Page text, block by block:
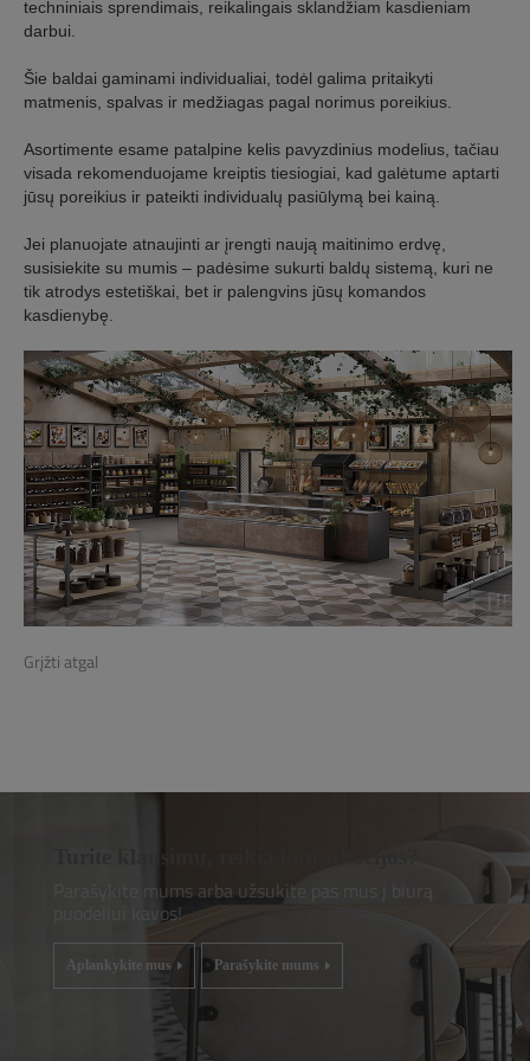
techniniais sprendimais, reikalingais sklandžiam kasdieniam
darbui.
Šie baldai gaminami individualiai, todėl galima pritaikyti
matmenis, spalvas ir medžiagas pagal norimus poreikius.
Asortimente esame patalpine kelis pavyzdinius modelius, tačiau
visada rekomenduojame kreiptis tiesiogiai, kad galėtume aptarti
jūsų poreikius ir pateikti individualų pasiūlymą bei kainą.
Jei planuojate atnaujinti ar įrengti naują maitinimo erdvę,
susisiekite su mumis – padėsime sukurti baldų sistemą, kuri ne
tik atrodys estetiškai, bet ir palengvins jūsų komandos
kasdienybę.
Grįžti atgal
Turite klausimų, reikia konsultacijos?
Parašykite mums arba užsukite pas mus į biurą
puodeliui kavos!
Aplankykite mus Parašykite mums